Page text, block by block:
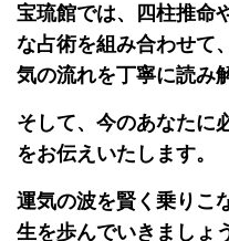
宝琉館では、四柱推命
な占術を組み合わせて
気の流れを丁寧に読み
そして、今のあなたに
をお伝えいたします。
運気の波を賢く乗りこ
生を歩んでいきましょ